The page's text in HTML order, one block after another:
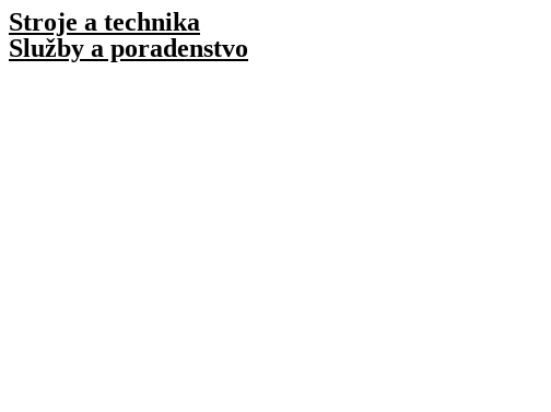
Preskočiť
na
obsah
Stroje a technika
Služby a poradenstvo